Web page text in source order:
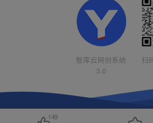
智库云网创系统
3.0
扫
149